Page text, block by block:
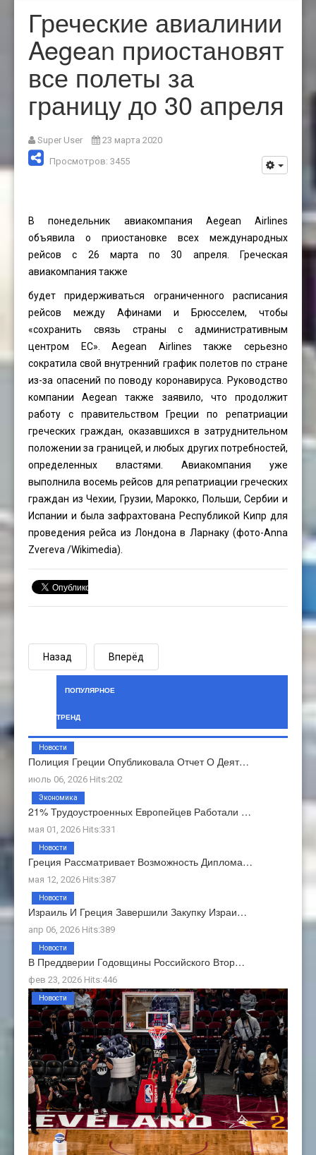
Греческие авиалинии
Aegean приостановят
все полеты за
границу до 30 апреля
Super User
23 марта 2020
Просмотров: 3455
В понедельник авиакомпания Aegean Airlines
объявила о приостановке всех международных
рейсов с 26 марта по 30 апреля. Греческая
авиакомпания также
будет придерживаться ограниченного расписания
рейсов между Афинами и Брюсселем, чтобы
«сохранить связь страны с административным
центром ЕС». Aegean Airlines также серьезно
сократила свой внутренний график полетов по стране
из-за опасений по поводу коронавируса. Руководство
компании Aegean также заявило, что продолжит
работу с правительством Греции по репатриации
греческих граждан, оказавшихся в затруднительном
положении за границей, и любых других потребностей,
определенных властями. Авиакомпания уже
выполнила восемь рейсов для репатриации греческих
граждан из Чехии, Грузии, Марокко, Польши, Сербии и
Испании и была зафрахтована Республикой Кипр для
проведения рейса из Лондона в Ларнаку (фото-Anna
Zvereva /Wikimedia).
Назад Вперёд
ПОПУЛЯРНОЕ
ТРЕНД
Полиция Греции Опубликовала Отчет О Деят…
июль 06, 2026 Hits:202
Новости
21% Трудоустроенных Европейцев Работали …
мая 01, 2026 Hits:331
Экономика
Греция Рассматривает Возможность Диплома…
мая 12, 2026 Hits:387
Новости
Израиль И Греция Завершили Закупку Израи…
апр 06, 2026 Hits:389
Новости
В Преддверии Годовщины Российского Втор…
фев 23, 2026 Hits:446
Новости
Новости